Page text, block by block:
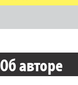
Об авторе